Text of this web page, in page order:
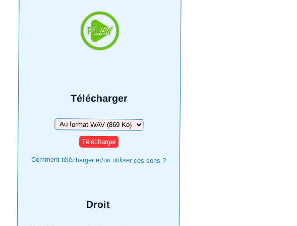
Télécharger
Télécharger
Comment télécharger et/ou utiliser ces sons ?
Droit